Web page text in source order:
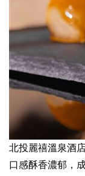
北投麗禧溫泉酒
口感酥香濃郁，